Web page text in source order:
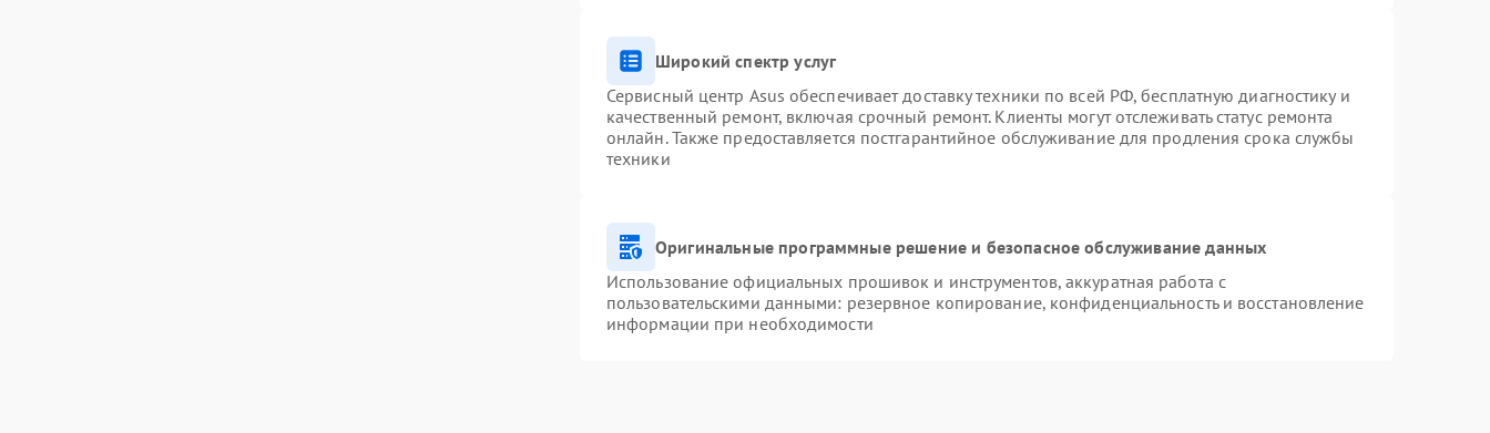
Широкий спектр услуг
Сервисный центр Asus обеспечивает доставку техники по всей РФ, бесплатную диагностику и
качественный ремонт, включая срочный ремонт. Клиенты могут отслеживать статус ремонта
онлайн. Также предоставляется постгарантийное обслуживание для продления срока службы
техники
Оригинальные программные решение и безопасное обслуживание данных
Использование официальных прошивок и инструментов, аккуратная работа с
пользовательскими данными: резервное копирование, конфиденциальность и восстановление
информации при необходимости